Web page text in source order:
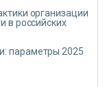
организации
в российских
параметры 2025